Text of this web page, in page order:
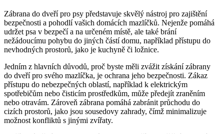
Zábrana do dveří pro psy představuje skvělý nástroj pro‌ zajištění⁣
bezpečnosti a pohodlí vašich domácích mazlíčků.​ Nejenže pomáhá⁣
udržet⁣ psa v⁣ bezpečí a na určeném⁣ místě,⁢ ale⁣ také brání
⁣nežádoucímu pohybu do ⁢jiných částí⁢ domu, například ​přístupu do
⁢nevhodných ⁢prostorů, ⁣jako je kuchyně či ložnice.
Jedním⁢ z ‌hlavních důvodů, proč byste měli zvážit získání ⁤zábrany
do ‌dveří pro svého mazlíčka, ⁣je ochrana jeho bezpečnosti. ‍Zákaz
přístupu ⁢do nebezpečných ⁣oblastí, například ⁢k elektrickým⁢
spotřebičům nebo čisticím⁤ prostředkům, může předejít ⁣zraněním
nebo otravám. Zároveň zábrana ‍pomáhá ⁤zabránit průchodu do
⁣cizích prostorů, jako jsou sousedovy zahrady, čímž minimalizuje
možnost konfliktů s jinými zvířaty.